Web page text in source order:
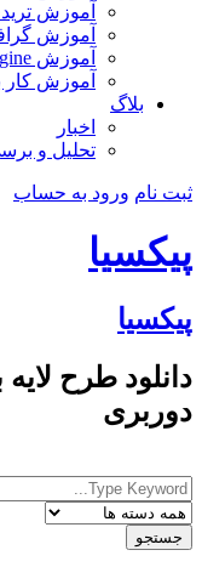
آموزش
آموزش
آموزش Unreal engine
آموزش کار
بلاگ
اخبار
تحلیل و
ثبت نام ورود به حساب
پیکسیا
پیکسیا
دانلود طرح لایه
دوربری